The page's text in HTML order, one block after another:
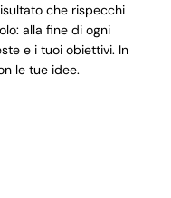
che rispecchi
alla fine di ogni
e i tuoi obiettivi. In
le tue idee.